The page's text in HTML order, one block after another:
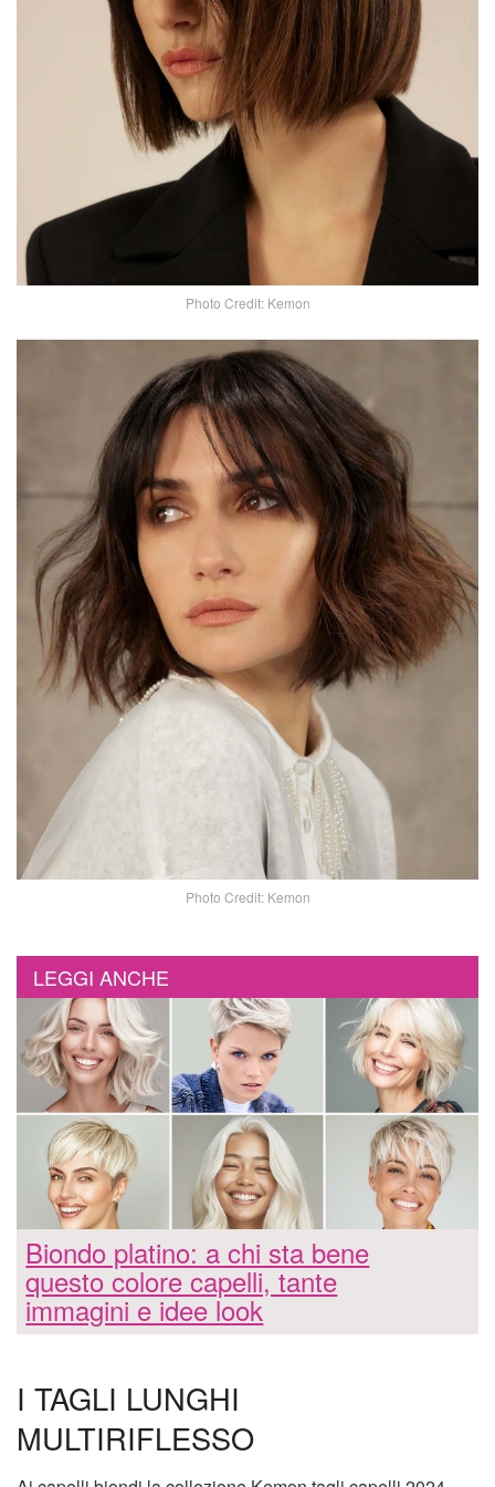
Photo Credit: Kemon
Photo Credit: Kemon
LEGGI ANCHE
Biondo platino: a chi sta bene
questo colore capelli, tante
immagini e idee look
I TAGLI LUNGHI
MULTIRIFLESSO